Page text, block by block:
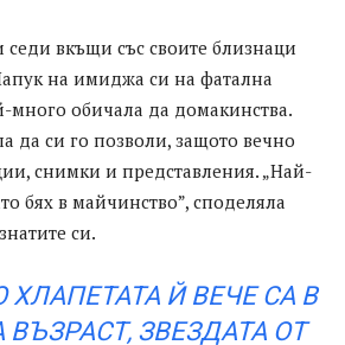
седи вкъщи със своите близнаци
на имиджа си на фатална
много обичала да домакинства.
да си го позволи, защото вечно
снимки и представления. „Най-
бях в майчинство”, споделяла
си.
ХЛАПЕТАТА Й ВЕЧЕ СА В
ЗВЕЗДАТА ОТ